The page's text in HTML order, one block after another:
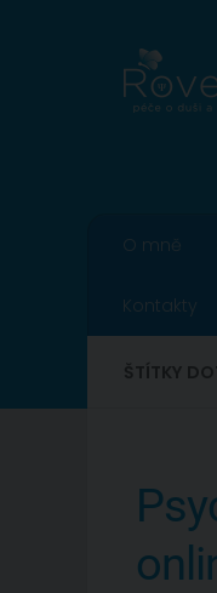
O mně
Kontakty